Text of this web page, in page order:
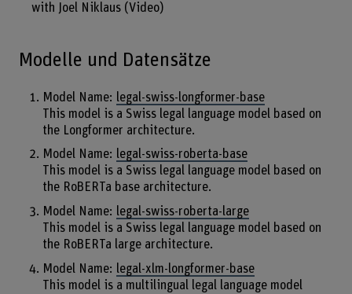
with Joel Niklaus (Video)
Modelle und Datensätze
Model Name:
legal-swiss-longformer-base
This model is a Swiss legal language model based on
the Longformer architecture.
Model Name: legal-swiss-roberta-base
This model is a Swiss legal language model based on
the RoBERTa base architecture.
Model Name:
legal-swiss-roberta-large
This model is a Swiss legal language model based on
the RoBERTa large architecture.
Model Name:
legal-xlm-longformer-base
This model is a multilingual legal language model